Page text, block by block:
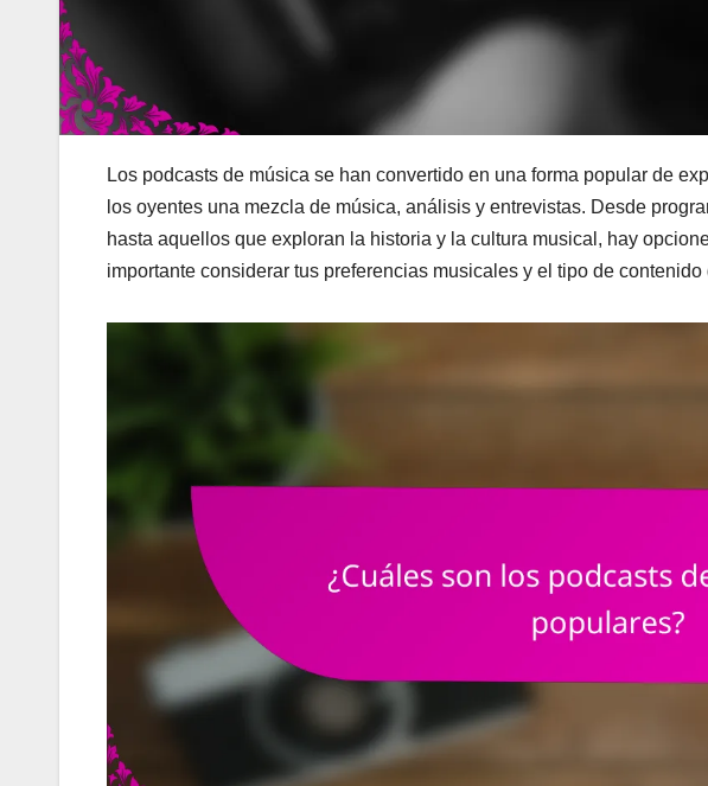
Los podcasts de música se han convertido en una forma popular de
los oyentes una mezcla de música, análisis y entrevistas. Desde
hasta aquellos que exploran la historia y la cultura musical, hay
importante considerar tus preferencias musicales y el tipo de contenido